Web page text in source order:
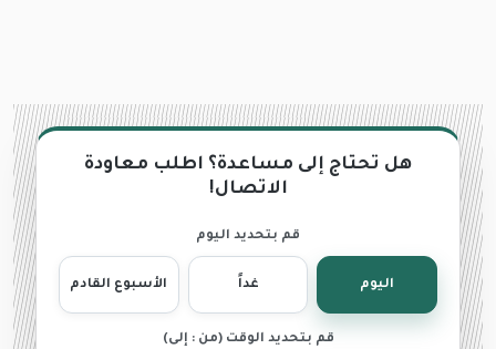
هل تحتاج إلى مساعدة؟ اطلب معاودة
الاتصال!
قم بتحديد اليوم
اليوم غداً الأسبوع القادم
قم بتحديد الوقت (من : إلى)